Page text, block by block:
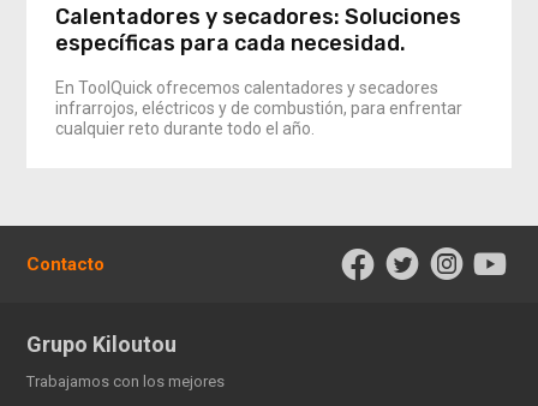
Calentadores y secadores: Soluciones
específicas para cada necesidad.
En ToolQuick ofrecemos calentadores y secadores
infrarrojos, eléctricos y de combustión, para enfrentar
cualquier reto durante todo el año.
Contacto
Grupo Kiloutou
Trabajamos con los mejores